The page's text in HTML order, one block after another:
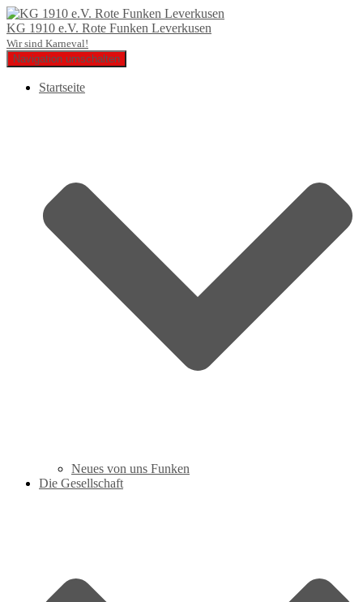
KG 1910 e.V. Rote Funken Leverkusen
Wir sind Karneval!
Navigation umschalten
Startseite
Neues von uns Funken
Die Gesellschaft